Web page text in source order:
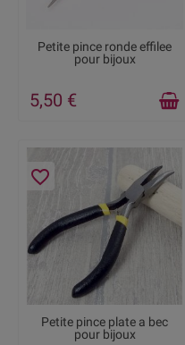
RUPTURE DE STOCK
Petite pince ronde effilee
pour bijoux
5,50 €
RUPTURE DE STOCK
favorite_border
Petite pince plate a bec
pour bijoux